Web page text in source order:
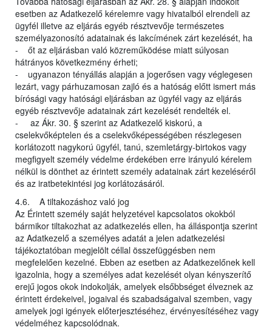
esetben az Adatkezelő kérelemre vagy hivatalból elrendeli az
ügyfél illetve az eljárás egyéb résztvevője természetes
személyazonosító adatainak és lakcímének zárt kezelését, ha
- őt az eljárásban való közreműködése miatt súlyosan
hátrányos következmény érheti;
- ugyanazon tényállás alapján a jogerősen vagy véglegesen
lezárt, vagy párhuzamosan zajló és a hatóság előtt ismert más
bírósági vagy hatósági eljárásban az ügyfél vagy az eljárás
egyéb résztvevője adatainak zárt kezelését rendelték el.
- az Ákr. 30. § szerint az Adatkezelő kiskorú, a
cselekvőképtelen és a cselekvőképességében részlegesen
korlátozott nagykorú ügyfél, tanú, szemletárgy-birtokos vagy
megfigyelt személy védelme érdekében erre irányuló kérelem
nélkül is dönthet az érintett személy adatainak zárt kezeléséről
és az iratbetekintési jog korlátozásáról.
4.6. A tiltakozáshoz való jog
Az Érintett személy saját helyzetével kapcsolatos okokból
bármikor tiltakozhat az adatkezelés ellen, ha álláspontja szerint
az Adatkezelő a személyes adatát a jelen adatkezelési
tájékoztatóban megjelölt céllal összefüggésben nem
megfelelően kezelné. Ebben az esetben az Adatkezelőnek kell
igazolnia, hogy a személyes adat kezelését olyan kényszerítő
erejű jogos okok indokolják, amelyek elsőbbséget élveznek az
érintett érdekeivel, jogaival és szabadságaival szemben, vagy
amelyek jogi igények előterjesztéséhez, érvényesítéséhez vagy
védelméhez kapcsolódnak.